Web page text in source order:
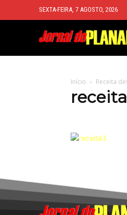
SEXTA-FEIRA, 7 AGOSTO, 2026
Início Receita